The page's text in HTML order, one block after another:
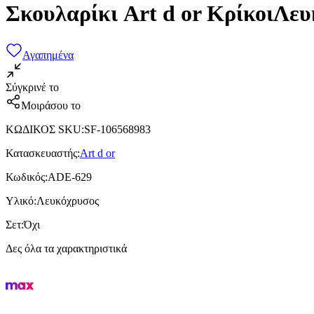
Σκουλαρίκι Art d or
Αγαπημένα
Σύγκρινέ το
Μοιράσου το
ΚΩΔΙΚΟΣ SKU:SF-106568983
Κατασκευαστής:Art d or
Κωδικός:ADE-629
Υλικό:Λευκόχρυσος
Σετ:Όχι
Δες όλα τα χαρακτηριστικά